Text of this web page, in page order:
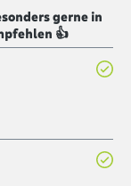
gerne in
👍